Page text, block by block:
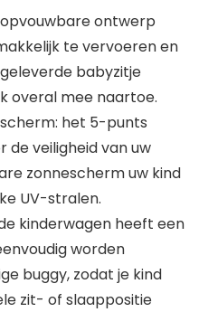
ontwerp
te vervoeren en
babyzitje
overal mee naartoe.
het 5-punts
de veiligheid van uw
zonnescherm uw kind
UV-stralen.
kinderwagen heeft een
worden
buggy, zodat je kind
zit- of slaappositie